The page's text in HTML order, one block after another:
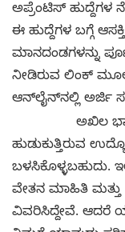
ಅಪ್ರೆಂಟಿಸ್ ಹುದ್ದೆಗಳ
ಈ ಹುದ್ದೆಗಳ ಬಗ್ಗೆ
ಮಾನದಂಡಗಳನ್ನು
ನೀಡಿರುವ ಲಿಂಕ್
ಆನ್‌ಲೈನ್‌ನಲ್ಲಿ ಅರ್ಜಿ
ಅಖಿಲ ಭಾರತ
ಹುಡುಕುತ್ತಿರುವ
ಬಳಸಿಕೊಳ್ಳಬಹುದು.
ವೇತನ ಮಾಹಿತಿ ಮತ್ತು
ವಿವರಿಸಿದ್ದೇವೆ. ಆದರೆ